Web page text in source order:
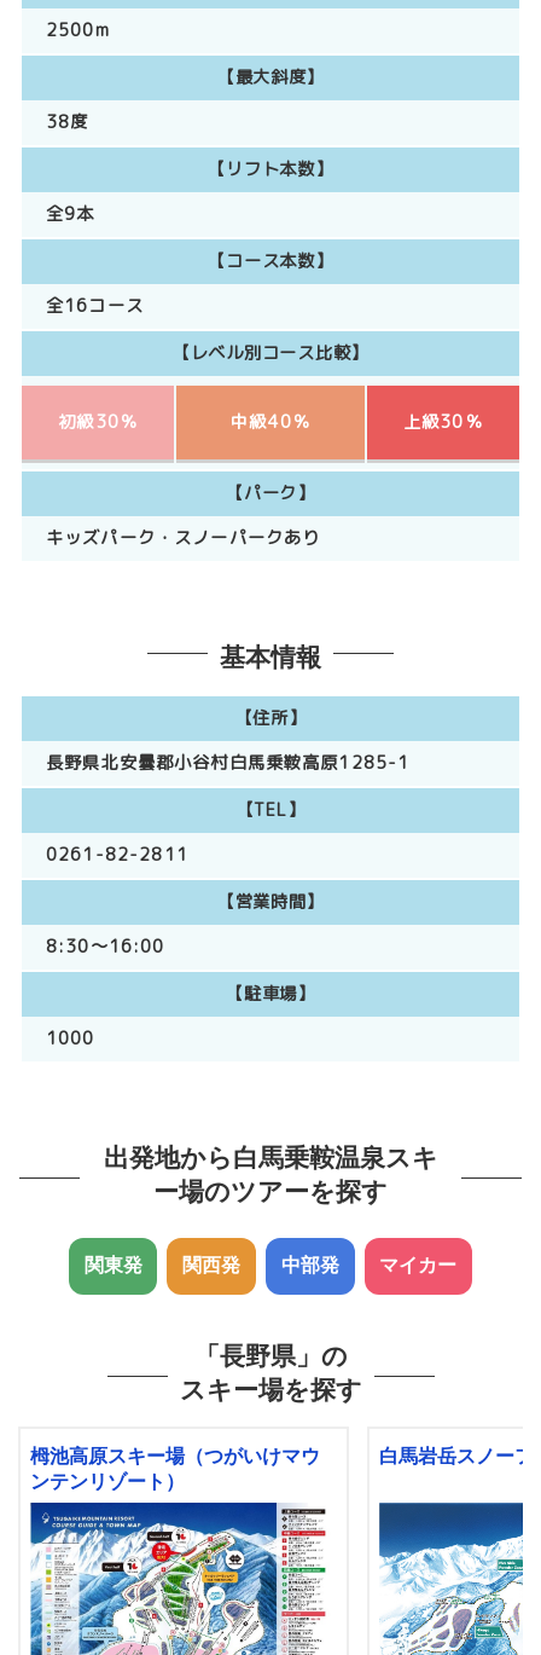
2500m
【最大斜度】
38度
【リフト本数】
全9本
【コース本数】
全16コース
【レベル別コース比較】
初級30％ 中級40％ 上級30％
【パーク】
キッズパーク・スノーパークあり
基本情報
【住所】
長野県北安曇郡小谷村白馬乗鞍高原1285-1
【TEL】
0261-82-2811
【営業時間】
8:30～16:00
【駐車場】
1000
出発地から白馬乗鞍温泉スキ
ー場のツアーを探す
関東発 関西発 中部発 マイカー
「長野県」の
スキー場を探す
栂池高原スキー場（つがいけマウ
ンテンリゾート）
白馬岩岳スノーフ